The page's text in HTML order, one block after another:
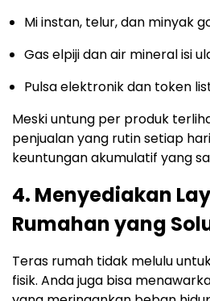
Mi instan, telur, dan minyak
Gas elpiji dan air mineral isi
Pulsa elektronik dan token
Meski untung per produk
penjualan yang rutin setiap
keuntungan akumulatif yang
4. Menyediakan
Rumahan yang
Teras rumah tidak melulu
fisik. Anda juga bisa